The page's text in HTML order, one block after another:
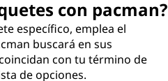
con pacman?
específico, emplea el
buscará en sus
con tu término de
de opciones.